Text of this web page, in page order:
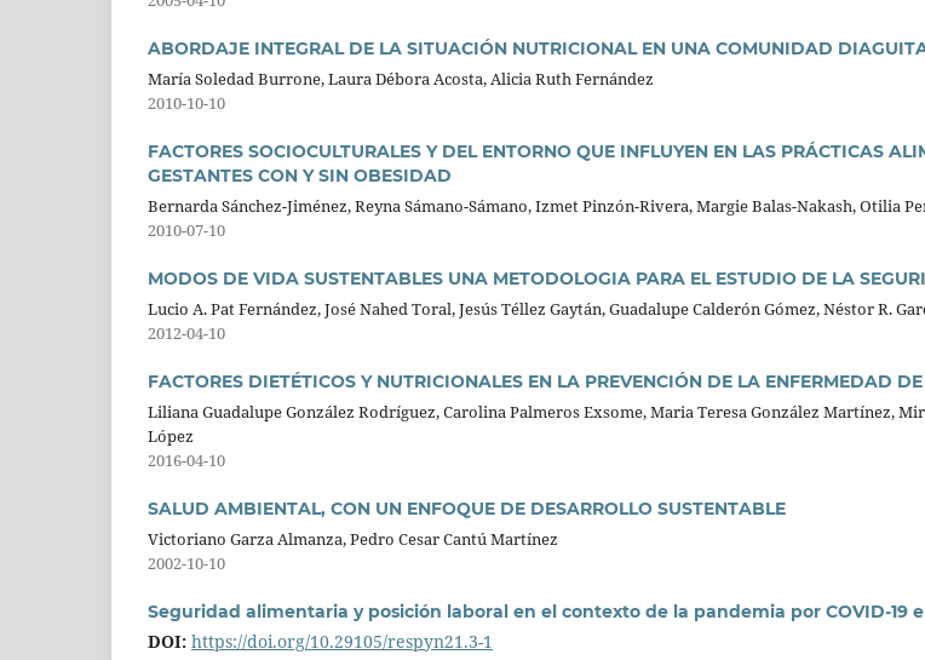
ABORDAJE INTEGRAL DE LA SITUACIÓN NUTRICIONAL EN UNA COMUNIDAD
María Soledad Burrone, Laura Débora Acosta, Alicia Ruth Fernández
2010-10-10
FACTORES SOCIOCULTURALES Y DEL ENTORNO QUE INFLUYEN EN LAS PRÁCTICAS
GESTANTES CON Y SIN OBESIDAD
Bernarda Sánchez-Jiménez, Reyna Sámano-Sámano, Izmet Pinzón-Rivera, Margie Balas-Nakash, Otilia
2010-07-10
MODOS DE VIDA SUSTENTABLES UNA METODOLOGIA PARA EL ESTUDIO DE LA
Lucio A. Pat Fernández, José Nahed Toral, Jesús Téllez Gaytán, Guadalupe Calderón Gómez, Néstor R.
2012-04-10
FACTORES DIETÉTICOS Y NUTRICIONALES EN LA PREVENCIÓN DE LA ENFERMEDAD
Liliana Guadalupe González Rodríguez, Carolina Palmeros Exsome, Maria Teresa González Martínez,
López
2016-04-10
SALUD AMBIENTAL, CON UN ENFOQUE DE DESARROLLO SUSTENTABLE
Victoriano Garza Almanza, Pedro Cesar Cantú Martínez
2002-10-10
Seguridad alimentaria y posición laboral en el contexto de la pandemia por COVID-19
DOI: https://doi.org/10.29105/respyn21.3-1